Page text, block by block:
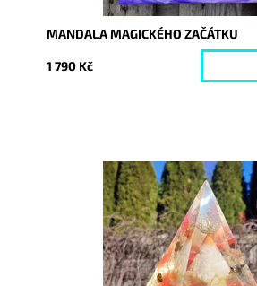
MANDALA MAGICKÉHO ZAČÁTKU
1 790 Kč
Dostupnost:
Vyprodáno
9337